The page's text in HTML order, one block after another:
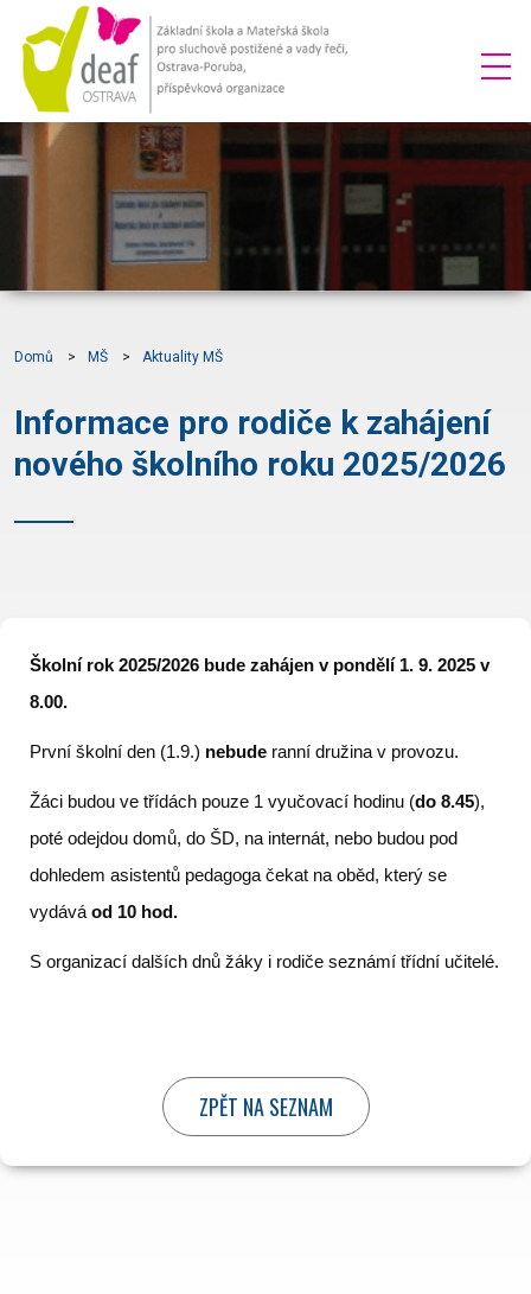
Domů MŠ Aktuality MŠ
Informace pro rodiče k zahájení
nového školního roku 2025/2026
Školní rok 2025/2026 bude zahájen v pondělí 1. 9. 2025 v
8.00.
První školní den (1.9.) nebude ranní družina v provozu.
Žáci budou ve třídách pouze 1 vyučovací hodinu (do 8.45),
poté odejdou domů, do ŠD, na internát, nebo budou pod
dohledem asistentů pedagoga čekat na oběd, který se
vydává od 10 hod.
S organizací dalších dnů žáky i rodiče seznámí třídní učitelé.